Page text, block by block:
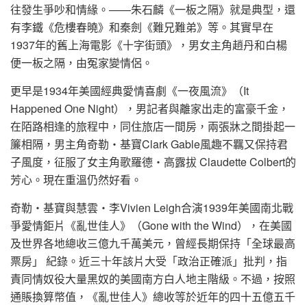
往發生爭吵和情緣。——朱石麟《一板之隔》就是典型，還
有李鐵《危樓春曉》和秦劍《難兄難弟》等。其實早在
1937年的舊上海電影《十字街頭》，男女主角趙丹和白楊
便一板之隔，由冤家變情侶。
更早是1934年美國經典愛情喜劇《一夜風流》（It
Happened One Night），男記者與離家出走的富豪千金，
在陌路相逢的旅程中，同住旅店一間房，兩張牀之間掛起一
簾相隔，男主角奇勒‧基寶Clark Gable風趣不羈又保持君
子風度，征服了女主角歌羅德‧高露拔 Claudette Colbert的
芳心。現在重溫仍然好看。
奇勒‧基寶與慧雲‧李Vivien Leigh合演1939年美國南北戰
爭愛情鉅片《亂世佳人》（Gone with the Wind），在美國
及世界各地總收三億九千萬美元，曾經長期保持「全球最高
票房」 紀錄。近三十年該片大受「政治正確派」批判，指
責同情奴役大量黑奴的美國南方白人地主階級。不過，按照
通賬換算幣值，《亂世佳人》總收等於近年的四十五億五千